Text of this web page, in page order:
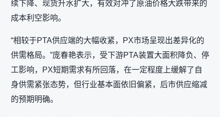
续下降、现货升水扩大，有效对冲了原油价格大跌带来的
成本利空影响。
“相较于PTA供应端的大幅收紧，PX市场呈现出差异化的
供需格局。”庞春艳表示，受下游PTA装置大面积降负、停
工影响，PX短期需求有所回落，在一定程度上缓解了自
身供需紧张态势，但行业基本面依旧偏紧，后市供应缩减
的预期明确。